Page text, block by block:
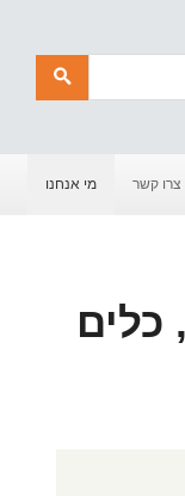
חיפוש
צרו קשר מי אנחנו
כלים